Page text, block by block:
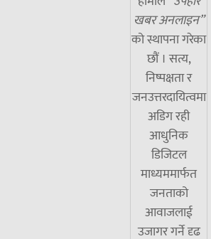
खबर अनलाइन”
को स्थापना गरेका
छौं । सत्य,
निष्पक्षता र
जनउत्तरदायित्वमा
अडिग रही
आधुनिक
डिजिटल
माध्यममार्फत
जनताको
आवाजलाई
उजागर गर्ने दृढ